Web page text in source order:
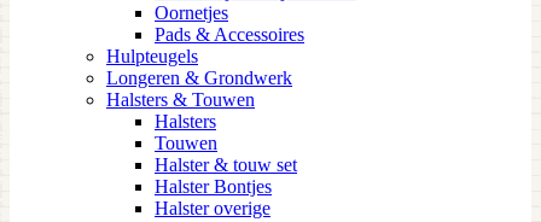
Oornetjes
Pads & Accessoires
Hulpteugels
Longeren & Grondwerk
Halsters & Touwen
Halsters
Touwen
Halster & touw set
Halster Bontjes
Halster overige